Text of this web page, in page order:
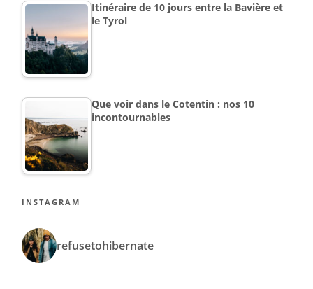
Itinéraire de 10 jours entre la Bavière et
le Tyrol
Que voir dans le Cotentin : nos 10
incontournables
INSTAGRAM
refusetohibernate